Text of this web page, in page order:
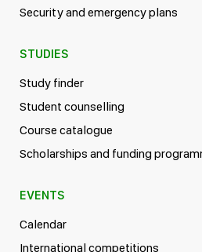
Security and emergency plans
STUDIES
Study finder
Student counselling
Course catalogue
Scholarships and funding
EVENTS
Calendar
International competitions